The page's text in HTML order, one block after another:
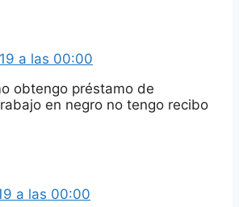
a las 00:00
obtengo préstamo de
en negro no tengo recibo
a las 00:00